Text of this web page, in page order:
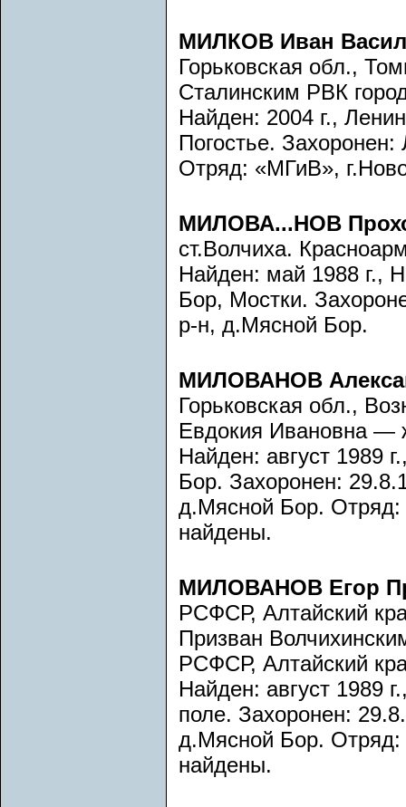
МИЛКОВ Иван
Горьковская обл.,
Сталинским РВК
Найден: 2004 г.,
Погостье.
Отряд: «МГиВ»,
МИЛОВА...НОВ
ст.Волчиха.
Найден: май 1988 г.,
Бор, Мостки.
р-н, д.Мясной Бор.
МИЛОВАНОВ
Горьковская обл.,
Евдокия Ивановна —
Найден: август 1989
Бор. Захоронен:
д.Мясной Бор. Отряд:
найдены.
МИЛОВАНОВ Егор
РСФСР, Алтайский
Призван
РСФСР, Алтайский
Найден: август 1989
поле. Захоронен:
д.Мясной Бор. Отряд:
найдены.